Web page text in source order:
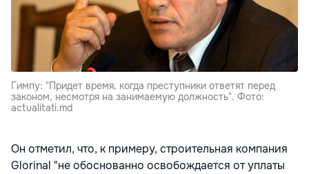
Гимпу: "Придет время, когда преступники ответят перед
законом, несмотря на занимаемую должность". Фото:
actualitati.md
Он отметил, что, к примеру, строительная компания
Glorinal "не обоснованно освобождается от уплаты